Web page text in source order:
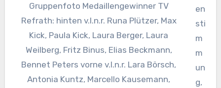
Gruppenfoto Medaillengewinner TV
Refrath: hinten v.l.n.r. Runa Plützer, Max
Kick, Paula Kick, Laura Berger, Laura
Weilberg, Fritz Binus, Elias Beckmann,
Bennet Peters vorne v.l.n.r. Lara Börsch,
Antonia Kuntz, Marcello Kausemann,
en
sti
m
m
un
g,